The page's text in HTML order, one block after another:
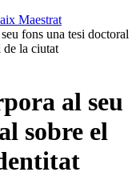
fons una tesi doctoral
de la ciutat
al seu
sobre el